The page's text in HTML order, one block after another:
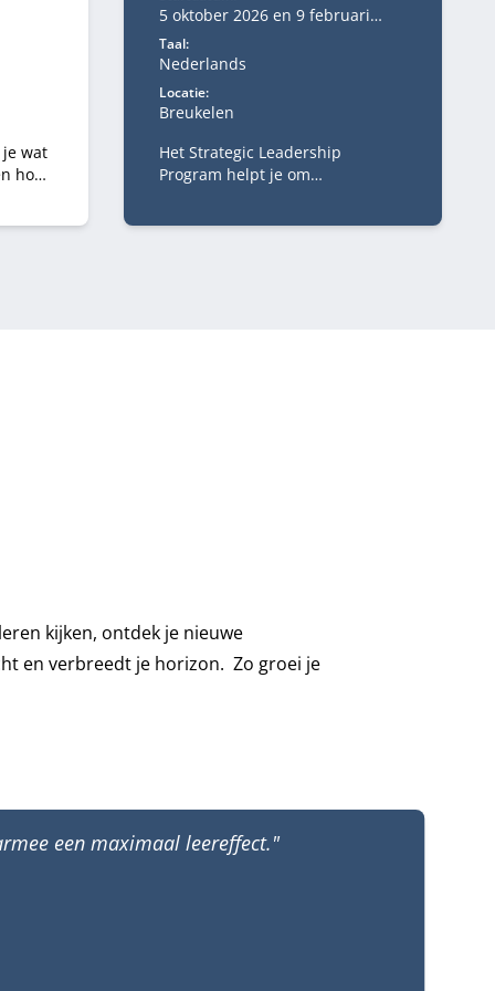
je wat
hoe
5 oktober 2026 en 9 februari
2027
Taal:
Nederlands
Locatie:
Breukelen
Het Strategic Leadership
Program helpt je om
kijken, ontdek je nieuwe
en verbreedt je horizon. Zo groei je
een maximaal leereffect."